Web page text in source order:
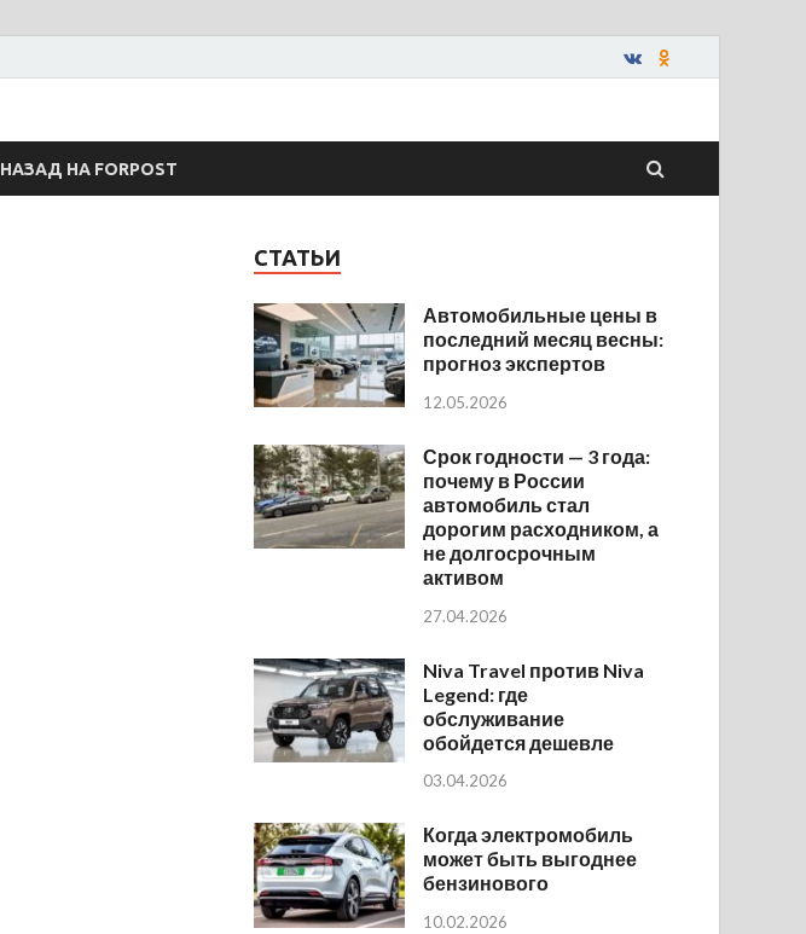
НАЗАД НА FORPOST
СТАТЬИ
Автомобильные цены в
последний месяц весны:
прогноз экспертов
12.05.2026
Срок годности — 3 года:
почему в России
автомобиль стал
дорогим расходником, а
не долгосрочным
активом
27.04.2026
Niva Travel против Niva
Legend: где
обслуживание
обойдется дешевле
03.04.2026
Когда электромобиль
может быть выгоднее
бензинового
10.02.2026